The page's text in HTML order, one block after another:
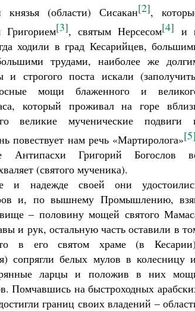
(области) Сисакан[2],
[3], святым Нерсесом[4] и
ходили в град Кесарийцев,
трудами, наиболее же
и строгого поста искали
мощи блаженного и
который проживал на горе
великие мученические подвиги
повествует нам речь «Мартиролога»[5]
Антипасхи Григорий Богослов
(святого мученика).
и надежде своей они
и, по вышнему Промышлению,
– половину мощей святого
и рук, остальную часть оставили в
в его святом храме (в
сопрягли белых мулов в колесницу
ларцы и положив в них
Помчавшись на быстроходных
границ своих владений –